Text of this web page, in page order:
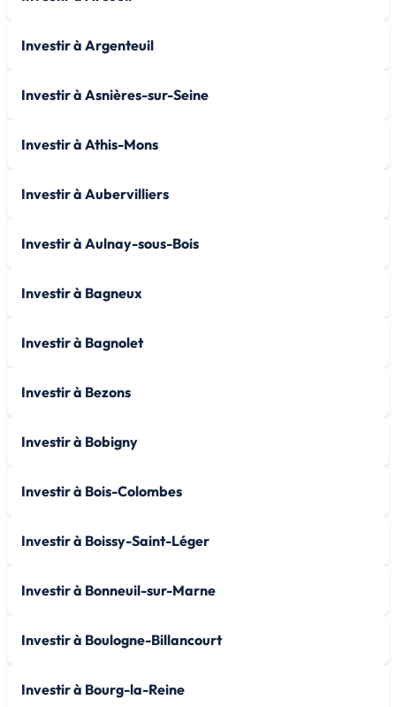
Investir à Argenteuil
Investir à Asnières-sur-Seine
Investir à Athis-Mons
Investir à Aubervilliers
Investir à Aulnay-sous-Bois
Investir à Bagneux
Investir à Bagnolet
Investir à Bezons
Investir à Bobigny
Investir à Bois-Colombes
Investir à Boissy-Saint-Léger
Investir à Bonneuil-sur-Marne
Investir à Boulogne-Billancourt
Investir à Bourg-la-Reine